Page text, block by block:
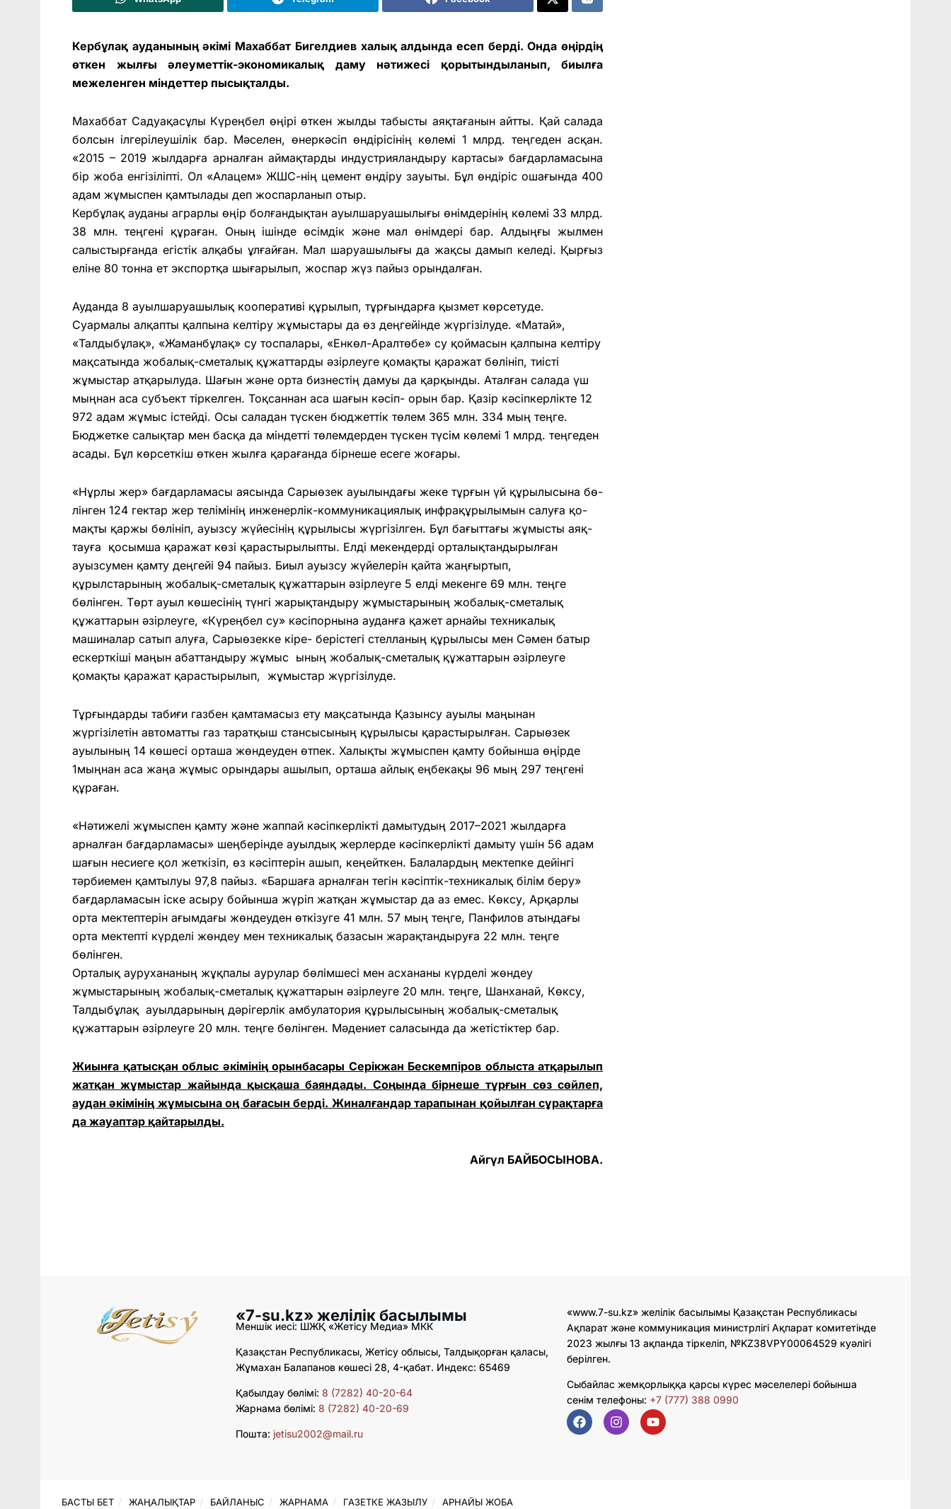
Кербұлақ ауданының әкімі Махаббат Бигелдиев халық алдында есеп берді. Онда өңірдің
өткен жылғы әлеуметтік-экономикалық даму нәтижесі қорытындыланып, биылға
межеленген міндеттер пысықталды.
Махаббат Садуақасұлы Күрең­бел өңірі өткен жы­лды табысты аяқтағанын айтты. Қай салада
болсын іл­гері­леушілік бар. Мәселен, өнеркәсіп өндірісінің көлемі 1 млрд. теңгеден асқан.
«2015 – 2019 жылдарға арналған аймақтарды индус­трияландыру картасы» бағ­дарламасына
бір жоба енгізіліпті. Ол «Алацем» ЖШС-нің цемент өндіру зауы­ты. Бұл өндіріс ошағында 400
адам жұмыспен қамтылады деп жоспарланып отыр.
Кербұлақ ауданы аграр­лы өңір болғандықтан ауыл­шаруашылығы өнімдерінің көлемі 33 млрд.
38 млн. теңгені құраған. Оның ішінде өсімдік және мал өнімдері бар. Алдыңғы жылмен
салыс­тыр­ғанда егістік алқабы ұлғайған. Мал шаруашылығы да жақсы дамып келеді. Қырғыз
елі­не 80 тонна ет экспортқа шыға­ры­лып, жоспар жүз пайыз орындалған.
Ауданда 8 ауыл­шаруа­шы­лы­қ кооперативі құрылып, тұрғындарға қызмет көр­сету­де.
Суармалы алқапты қал­пына келтіру жұмыстары да өз дең­гейінде жүргізілуде. «Матай»,
«Талдыбұлақ», «Жаман­бұлақ» су тоспалары, «Ен­көл-Аралтөбе» су қой­ма­сын қалпына келтіру
мақ­сатында жобалық-сметалық құжаттарды әзірлеуге қомақ­ты қаражат бөлініп, тиісті
жұмыстар атқарылуда. Шағын және орта бизнестің дамуы да қарқынды. Аталған салада үш
мыңнан аса субъект тір­кел­ген. Тоқсаннан аса шағ­ын кәсіп- орын бар. Қазір кәсіпкерлікте 12
972 адам жұ­мыс істейді. Осы саладан түс­кен бюджеттік төлем 365 млн. 334 мың теңге.
Бюджетке салықтар мен басқа да міндетті төлемдерден түскен түсім көлемі 1 млрд. теңгеден
асады. Бұл көрсеткіш өткен жылға қарағанда бірнеше есеге жоғары.
«Нұрлы жер» бағдар­ла­масы аясында Сары­өз­ек ауылындағы жеке тұр­ғын үй құрылысына бө­
лін­­ген 124 гектар жер те­­­лі­мі­нің инженерлік-ко­м­муникациялық ин­фрақұрылымын салуға қо­
мақ­ты қаржы бөлініп, ауызсу жүйесінің құрылысы жүр­гізіл­ген. Бұл бағыттағы жұмысты аяқ­
тауға қосымша қаражат көзі қарастырылыпты. Ел­ді мекендерді орталық­тан­дырылған
ауызсумен қамту деңгейі 94 пайыз. Биыл ауызсу жүйелерін қайта жаңғыртып,
құрылстарының жобалық-см­е­талық құжаттарын әзір­леуге 5 елді мекенге 69 млн. теңге
бөлінген. Төрт ауыл кө­ше­сінің түнгі жарықтандыру жұмыс­тарының жобалық-сме­талық
құжаттарын әзірлеуге, «Күреңбел су» кәсіпорнына ауданға қажет арнайы техникалық
машиналар сатып алуға, Сарыөзекке кіре- берістегі стелланың құрылысы мен Сәмен батыр
ескерткіші маң­ын абаттандыру жұмы­с ының жобалық-сметалық құжат­тарын әзірлеуге
қомақты қа­ражат қарастырылып, жұ­мыста­р жүргізілуде.
Тұрғындарды табиғи газ­­бен қамтамасыз ету мақ­са­тында Қазынсу ауылы маңы­нан
жүргізілетін автоматты газ таратқыш стансысының құрылысы қарастырылған. Сары­өзек
ауылының 14 кө­шесі орташа жөндеуден өтпек. Халықты жұмыспен қамту бойынша өңірде
1мың­нан аса жаңа жұмыс орындары ашылып, орташа айлық еңбекақы 96 мың 297 теңгені
құраған.
«Нәтижелі жұмыспен қам­ту және жаппай кәсіп­кер­лікті дамытудың 2017–2021 жылдарға
арналған бағдарламасы» шеңберінде ауылдық жерлерде кәсіп­кер­л­ікті дамыту үшін 56 адам
шағын несиеге қол жет­кізіп, өз кәсіптерін ашып, кеңейткен. Балалардың мектепке дейінгі
тәрбиемен қамтылуы 97,8 пайыз. «Баршаға арналған тегін кәсіптік-техникалық білім беру»
бағдарламасын іске асы­ру бойынша жүріп жат­қан жұмыстар да аз емес. Көксу, Арқарлы
орта мек­тептерін ағымдағы жөндеуден өткізуге 41 млн. 57 мың теңге, Пан­фи­лов атындағы
орта мек­тепті күрделі жөндеу мен техникалық базасын жарақтандыруға 22 млн. теңге
бөлінген.
Орталық аурухананың жұқ­палы аурулар бөлімшесі мен асхананы күрделі жөндеу
жұмыстарының жобалық-сметалық құжаттарын әзірлеуге 20 млн. теңге, Шанханай, Көк­су,
Талдыбұлақ ауылдарының дәрігерлік амбулатория құры­лысының жобалық-сметалық
құжаттарын әзірлеуге 20 млн. теңге бөлін­ген. Мәдениет саласында да жетістіктер бар.
Жиынға қатысқан об­лыс әкімінің орынбасары Серік­жан Бескемпіров облыста атқарылып
жатқан жұмыстар жайында қысқаша баяндады. Соңында бірнеше тұрғын сөз сөйлеп,
аудан әкімінің жұмысына оң бағасын берді. Жиналғандар тарапынан қойылған сұрақтарға
да жауаптар қайтарылды.
Айгүл БАЙБОСЫНОВА.
«7-su.kz» желілік басылымы
Меншік иесі: ШЖҚ «Жетісу Медиа» МКК
Қазақстан Республикасы, Жетісу облысы, Талдықорған қаласы,
Жұмахан Балапанов көшесі 28, 4-қабат. Индекс: 65469
Қабылдау бөлімі: 8 (7282) 40-20-64
Жарнама бөлімі: 8 (7282) 40-20-69
Пошта: jetisu2002@mail.ru
«www.7-su.kz» желілік басылымы Қазақстан Республикасы
Ақпарат және коммуникация министрлігі Ақпарат комитетінде
2023 жылғы 13 ақпанда тіркеліп, №KZ38VPY00064529 куәлігі
берілген.
Сыбайлас жемқорлыққа қарсы күрес мәселелері бойынша
сенім телефоны: +7 (777) 388 0990
БАСТЫ БЕТ ЖАҢАЛЫҚТАР БАЙЛАНЫС ЖАРНАМА ГАЗЕТКЕ ЖАЗЫЛУ АРНАЙЫ ЖОБА